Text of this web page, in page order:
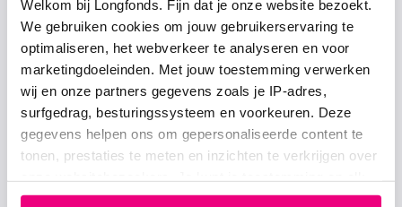
Welkom bij Longfonds. Fijn dat je onze website bezoekt.
We gebruiken cookies om jouw gebruikerservaring te
optimaliseren, het webverkeer te analyseren en voor
marketingdoeleinden. Met jouw toestemming verwerken
wij en onze partners gegevens zoals je IP-adres,
surfgedrag, besturingssysteem en voorkeuren. Deze
gegevens helpen ons om gepersonaliseerde content te
tonen, prestaties te meten en inzichten te verkrijgen over
moment wijzigen of intrekken via het cookie-icoontje